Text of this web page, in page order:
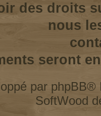
des droits
nous
seront
par phpBB®
SoftWood